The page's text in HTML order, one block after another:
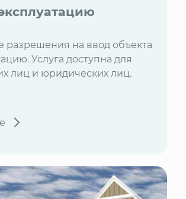
разрешения на ввод объекта
Услуга доступна для
лиц и юридических лиц.